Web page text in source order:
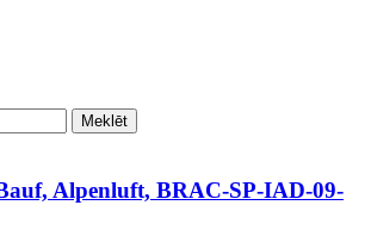
Meklēt
Alpenluft, BRAC-SP-IAD-09-